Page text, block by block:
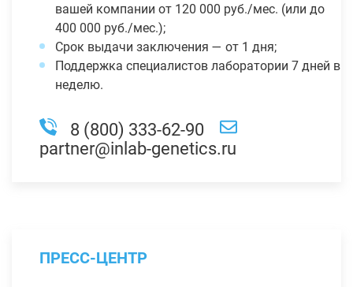
вашей компании от 120 000 руб./мес. (или до
400 000 руб./мес.);
Срок выдачи заключения — от 1 дня;
Поддержка специалистов лаборатории 7 дней в
неделю.
8 (800) 333-62-90
partner@inlab-genetics.ru
ПРЕСС-ЦЕНТР